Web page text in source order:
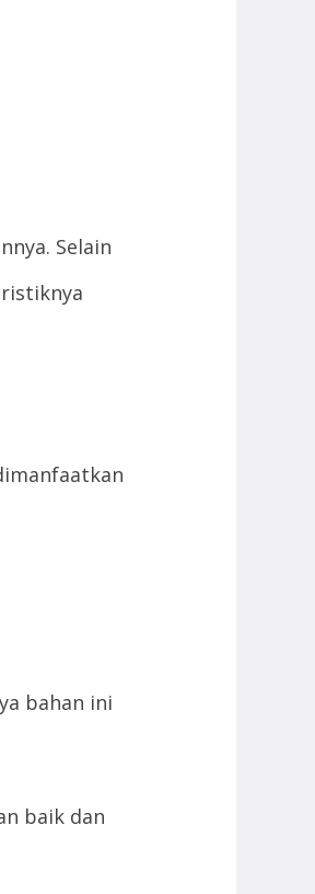
Selain
bahan ini
baik dan